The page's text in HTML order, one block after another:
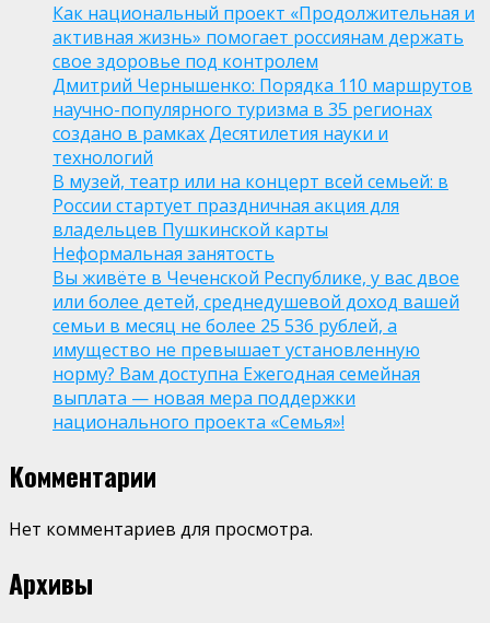
Как национальный проект «Продолжительная и
активная жизнь» помогает россиянам держать
свое здоровье под контролем
Дмитрий Чернышенко: Порядка 110 маршрутов
научно-популярного туризма в 35 регионах
создано в рамках Десятилетия науки и
технологий
В музей, театр или на концерт всей семьей: в
России стартует праздничная акция для
владельцев Пушкинской карты
Неформальная занятость
Вы живёте в Чеченской Республике, у вас двое
или более детей, среднедушевой доход вашей
семьи в месяц не более 25 536 рублей, а
имущество не превышает установленную
норму? Вам доступна Ежегодная семейная
выплата — новая мера поддержки
национального проекта «Семья»!
Комментарии
Нет комментариев для просмотра.
Архивы